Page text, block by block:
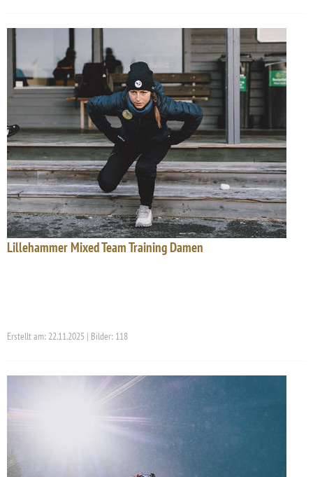
Lillehammer Mixed Team Training Damen
Erstellt am: 22.11.2025 | Bilder: 118